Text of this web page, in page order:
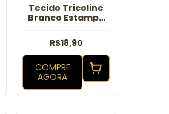
Tecido Tricoline
Branco Estampa
R$18,90
COMPRE
AGORA